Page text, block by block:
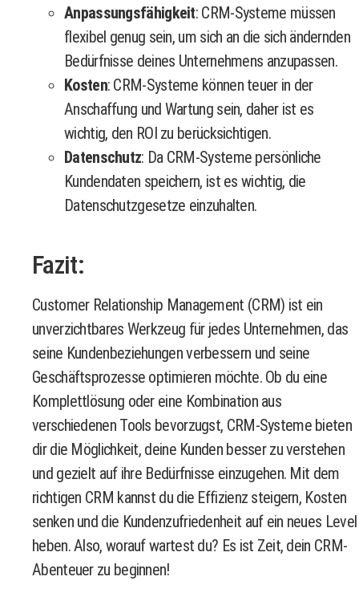
Anpassungsfähigkeit: CRM-Systeme müssen
flexibel genug sein, um sich an die sich ändernden
Bedürfnisse deines Unternehmens anzupassen.
Kosten: CRM-Systeme können teuer in der
Anschaffung und Wartung sein, daher ist es
wichtig, den ROI zu berücksichtigen.
Datenschutz: Da CRM-Systeme persönliche
Kundendaten speichern, ist es wichtig, die
Datenschutzgesetze einzuhalten.
Fazit:
Customer Relationship Management (CRM) ist ein
unverzichtbares Werkzeug für jedes Unternehmen, das
seine Kundenbeziehungen verbessern und seine
Geschäftsprozesse optimieren möchte. Ob du eine
Komplettlösung oder eine Kombination aus
verschiedenen Tools bevorzugst, CRM-Systeme bieten
dir die Möglichkeit, deine Kunden besser zu verstehen
und gezielt auf ihre Bedürfnisse einzugehen. Mit dem
richtigen CRM kannst du die Effizienz steigern, Kosten
senken und die Kundenzufriedenheit auf ein neues Level
heben. Also, worauf wartest du? Es ist Zeit, dein CRM-
Abenteuer zu beginnen!